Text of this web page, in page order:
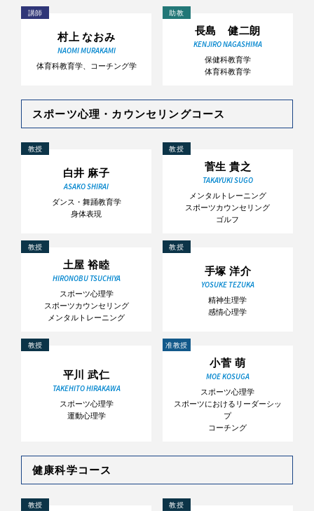
講師
村上 なおみ
NAOMI MURAKAMI
体育科教育学、コーチング学
助教
長島 健二朗
KENJIRO NAGASHIMA
保健科教育学
体育科教育学
スポーツ心理・カウンセリングコース
教授
白井 麻子
ASAKO SHIRAI
ダンス・舞踊教育学
身体表現
教授
菅生 貴之
TAKAYUKI SUGO
メンタルトレーニング
スポーツカウンセリング
ゴルフ
教授
土屋 裕睦
HIRONOBU TSUCHIYA
スポーツ心理学
スポーツカウンセリング
メンタルトレーニング
教授
手塚 洋介
YOSUKE TEZUKA
精神生理学
感情心理学
教授
平川 武仁
TAKEHITO HIRAKAWA
スポーツ心理学
運動心理学
准教授
小菅 萌
MOE KOSUGA
スポーツ心理学
スポーツにおけるリーダーシッ
プ
コーチング
健康科学コース
教授 教授